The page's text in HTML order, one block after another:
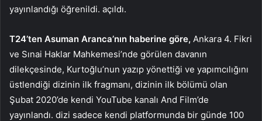
yayınlandığı öğrenildi. açıldı.
T24’ten Asuman Aranca’nın haberine göre, Ankara 4. Fikri
ve Sınai Haklar Mahkemesi’nde görülen davanın
dilekçesinde, Kurtoğlu’nun yazıp yönettiği ve yapımcılığını
üstlendiği dizinin ilk fragmanı, dizinin ilk bölümü olan
Şubat 2020’de kendi YouTube kanalı And Film’de
yayınlandı. dizi sadece kendi platformunda bir günde 100